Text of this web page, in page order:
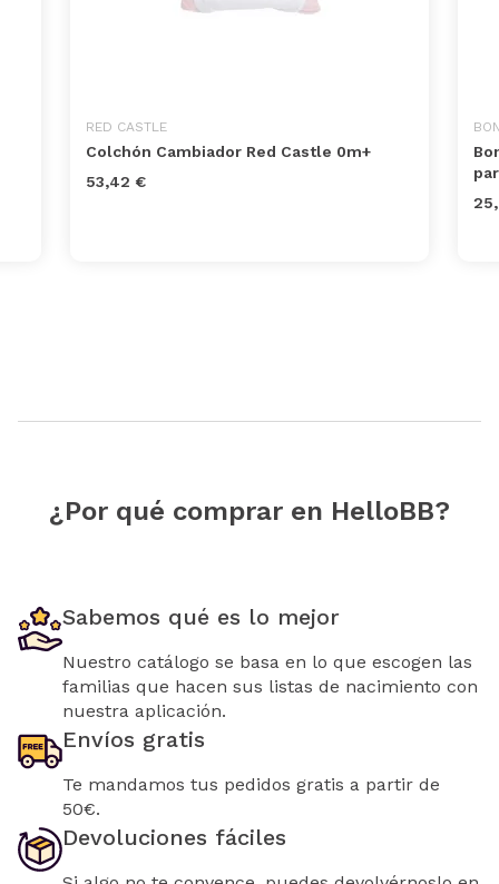
RED CASTLE
Colchón Cambiador Red Castle 0m+
53,42 €
¿Por qué comprar en HelloBB?
Sabemos qué es lo mejor
Nuestro catálogo se basa en lo que escogen las
familias que hacen sus listas de nacimiento con
nuestra aplicación.
Envíos gratis
Te mandamos tus pedidos gratis a partir de
50€.
Devoluciones fáciles